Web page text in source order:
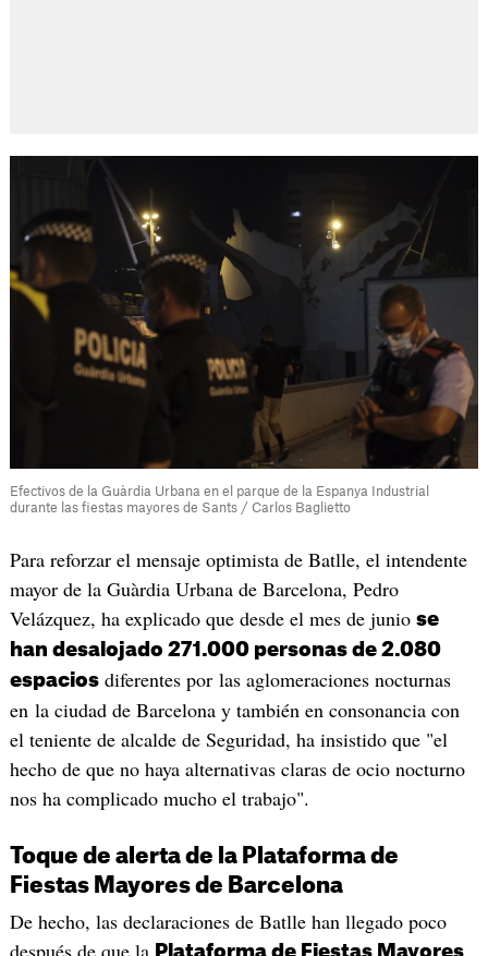
Efectivos de la Guàrdia Urbana en el parque de la Espanya Industrial
durante las fiestas mayores de Sants / Carlos Baglietto
Para reforzar el mensaje optimista de Batlle, el intendente
mayor de la Guàrdia Urbana de Barcelona, Pedro
Velázquez, ha explicado que desde el mes de junio se
han desalojado 271.000 personas de 2.080
espaciosdiferentes por las aglomeraciones nocturnas
en la ciudad de Barcelona y también en consonancia con
el teniente de alcalde de Seguridad, ha insistido que "el
hecho de que no haya alternativas claras de ocio nocturno
nos ha complicado mucho el trabajo".
Toque de alerta de la Plataforma de
Fiestas Mayores de Barcelona
De hecho, las declaraciones de Batlle han llegado poco
después de que la Plataforma de Fiestas Mayores